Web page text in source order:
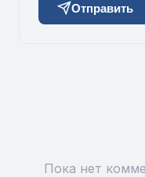
Отправить
Пока нет